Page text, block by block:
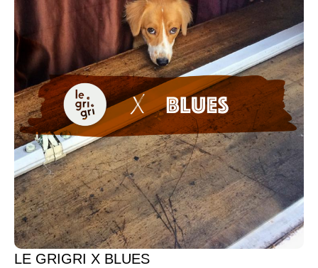
LE GRIGRI X BLUES